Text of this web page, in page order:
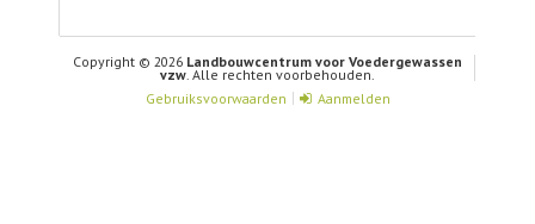
Copyright © 2026 Landbouwcentrum voor Voedergewassen
vzw. Alle rechten voorbehouden.
Gebruiksvoorwaarden
Aanmelden